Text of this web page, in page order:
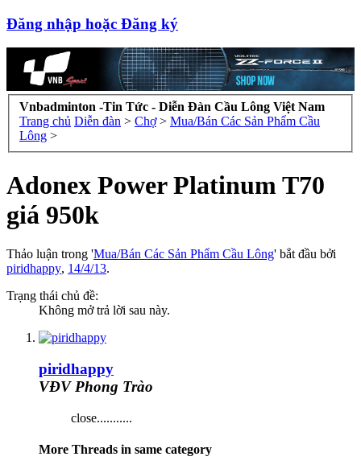
Đăng nhập hoặc Đăng ký
Vnbadminton -Tin Tức - Diễn Đàn Cầu Lông Việt Nam
Trang chủ Diễn đàn > Chợ > Mua/Bán Các Sản Phẩm Cầu
Lông >
Adonex Power Platinum T70
giá 950k
Thảo luận trong 'Mua/Bán Các Sản Phẩm Cầu Lông' bắt đầu bởi
piridhappy, 14/4/13.
Trạng thái chủ đề:
Không mở trả lời sau này.
piridhappy
VĐV Phong Trào
close...........
More Threads in same category